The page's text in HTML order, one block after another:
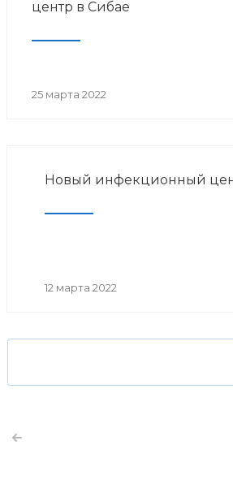
центр в Сибае
25 марта 2022
Новый инфекционный
12 марта 2022